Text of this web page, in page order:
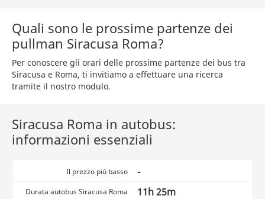
Quali sono le prossime partenze dei
pullman Siracusa Roma?
Per conoscere gli orari delle prossime partenze dei bus tra
Siracusa e Roma, ti invitiamo a effettuare una ricerca
tramite il nostro modulo.
Siracusa Roma in autobus:
informazioni essenziali
Il prezzo più basso -
Durata autobus Siracusa Roma 11h 25m